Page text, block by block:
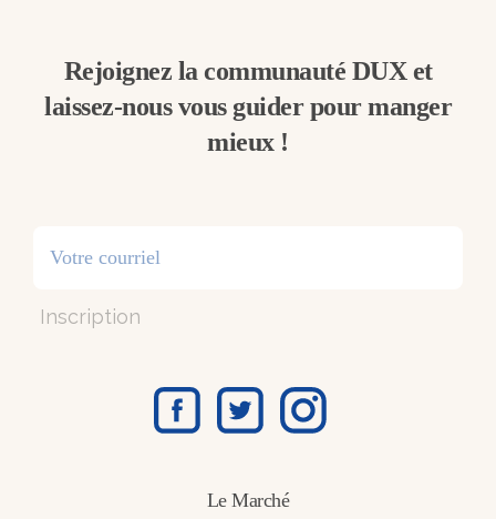
Rejoignez la communauté DUX et
laissez-nous vous guider pour manger
mieux !
Inscription
Le Marché